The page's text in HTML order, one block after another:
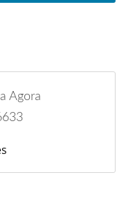
Agora